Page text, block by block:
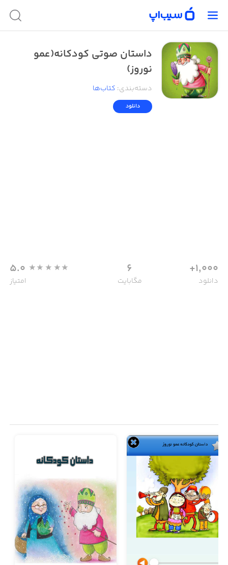
داستان صوتی کودکانه(عمو
نوروز)
دسته‌بندی: کتاب‌ها
دانلود
1,000+
دانلود
6
مگابایت
5.0
امتیاز